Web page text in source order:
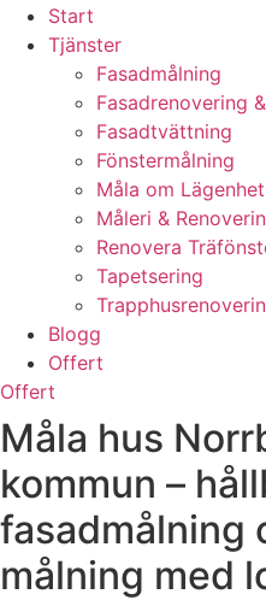
Start
Tjänster
Fasadmålning
Fasadrenovering
Fasadtvättning
Fönstermålning
Måla om Lägenhet
Måleri &
Renovera
Tapetsering
Blogg
Offert
Offert
Måla hus
kommun –
fasadmålning
målning med